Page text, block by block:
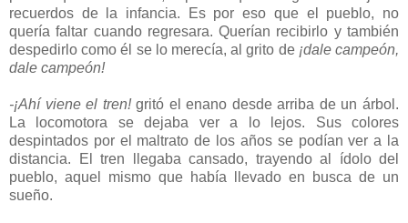
recuerdos de la infancia. Es por eso que el pueblo, no
quería faltar cuando regresara. Querían recibirlo y también
despedirlo como él se lo merecía, al grito de ¡dale campeón,
dale campeón!
-¡Ahí viene el tren!gritó el enano desde arriba de un árbol.
La locomotora se dejaba ver a lo lejos. Sus colores
despintados por el maltrato de los años se podían ver a la
distancia. El tren llegaba cansado, trayendo al ídolo del
pueblo, aquel mismo que había llevado en busca de un
sueño.